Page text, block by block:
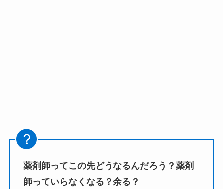
薬剤師ってこの先どうなるんだろう？薬剤
師っていらなくなる？余る？